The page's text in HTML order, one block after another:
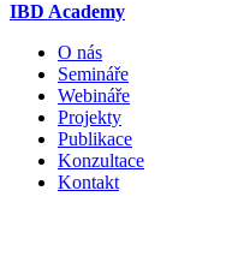
IBD Academy
O nás
Semináře
Webináře
Projekty
Publikace
Konzultace
Kontakt